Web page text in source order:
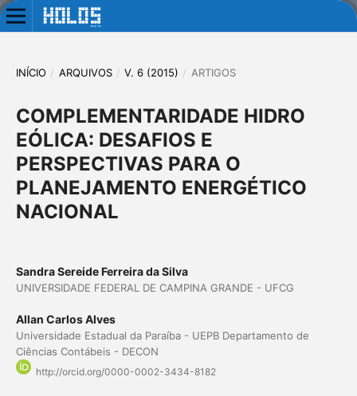
INÍCIO / ARQUIVOS / V. 6 (2015) / ARTIGOS
COMPLEMENTARIDADE HIDRO
EÓLICA: DESAFIOS E
PERSPECTIVAS PARA O
PLANEJAMENTO ENERGÉTICO
NACIONAL
Sandra Sereide Ferreira da Silva
UNIVERSIDADE FEDERAL DE CAMPINA GRANDE - UFCG
Allan Carlos Alves
Universidade Estadual da Paraíba - UEPB Departamento de
Ciências Contábeis - DECON
http://orcid.org/0000-0002-3434-8182